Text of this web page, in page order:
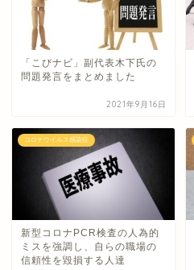
「こびナビ」副代表木下氏の
問題発言をまとめました
2021年9月16日
コロナウイルス感染症
新型コロナPCR検査の人為的
ミスを強調し、自らの職場の
信頼性を毀損する人達